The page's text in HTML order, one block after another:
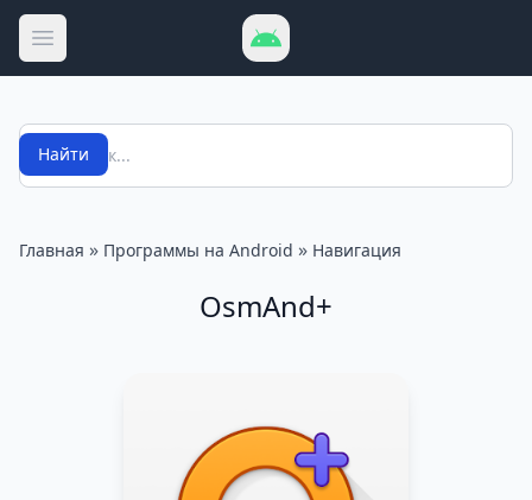
Открыть меню
Поиск
Найти
Главная » Программы на Android » Навигация
OsmAnd+